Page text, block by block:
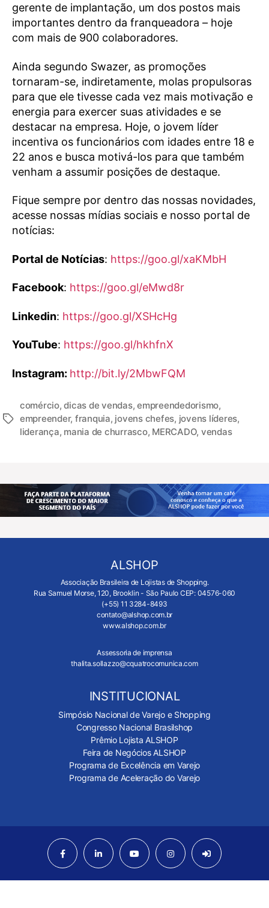
gerente de implantação, um dos postos mais
importantes dentro da franqueadora – hoje
com mais de 900 colaboradores.
Ainda segundo Swazer, as promoções
tornaram-se, indiretamente, molas propulsoras
para que ele tivesse cada vez mais motivação e
energia para exercer suas atividades e se
destacar na empresa. Hoje, o jovem líder
incentiva os funcionários com idades entre 18 e
22 anos e busca motivá-los para que também
venham a assumir posições de destaque.
Fique sempre por dentro das nossas novidades,
acesse nossas mídias sociais e nosso portal de
notícias:
Portal de Notícias: https://goo.gl/xaKMbH
Facebook: https://goo.gl/eMwd8r
Linkedin: https://goo.gl/XSHcHg
YouTube: https://goo.gl/hkhfnX
Instagram: http://bit.ly/2MbwFQM
comércio,dicas de vendas,empreendedorismo,
empreender, franquia, jovens chefes, jovens líderes,
liderança, mania de churrasco, MERCADO, vendas
ALSHOP
Associação Brasileira de Lojistas de Shopping.
Rua Samuel Morse, 120, Brooklin - São Paulo CEP: 04576-060
(+55) 11 3284-8493
contato@alshop.com.br
www.alshop.com.br
Assessoria de imprensa
thalita.sollazzo@cquatrocomunica.com
INSTITUCIONAL
Simpósio Nacional de Varejo e Shopping
Congresso Nacional Brasilshop
Prêmio Lojista ALSHOP
Feira de Negócios ALSHOP
Programa de Excelência em Varejo
Programa de Aceleração do Varejo